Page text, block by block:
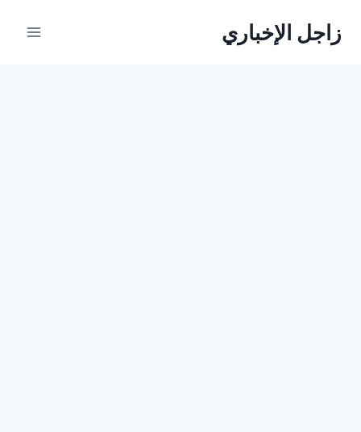
زاجل الإخباري